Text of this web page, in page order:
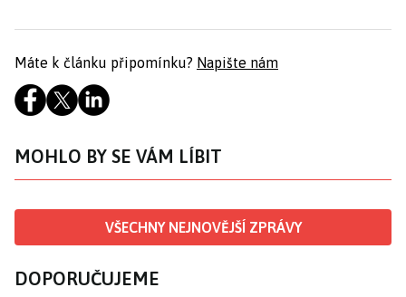
Máte k článku připomínku? Napište nám
MOHLO BY SE VÁM LÍBIT
VŠECHNY NEJNOVĚJŠÍ ZPRÁVY
DOPORUČUJEME